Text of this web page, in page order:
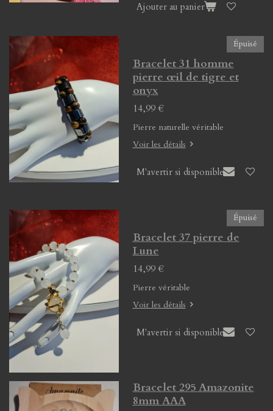
Ajouter au panier
Épuisé
Bracelet 31 homme
pierre œil de tigre et
onyx
14,99 €
Pierre naturelle véritable
Voir les détails
M'avertir si disponible
Épuisé
Bracelet 37 pierre de
Lune
14,99 €
Pierre véritable
Voir les détails
M'avertir si disponible
Bracelet 295 Amazonite
8mm AAA